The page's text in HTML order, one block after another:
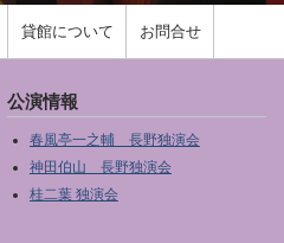
貸館について お問合せ
公演情報
春風亭一之輔 長野独演会
神田伯山 長野独演会
桂二葉 独演会